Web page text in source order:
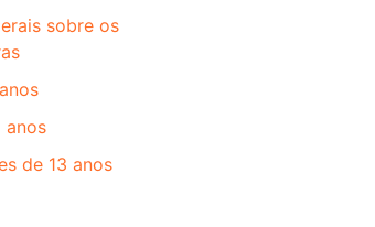
sobre os
anos
de 13 anos